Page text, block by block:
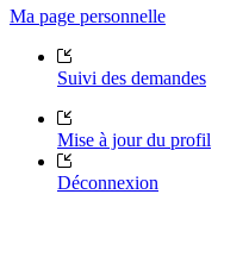
Ma page personnelle
Suivi des demandes
Mise à jour du profil
Déconnexion